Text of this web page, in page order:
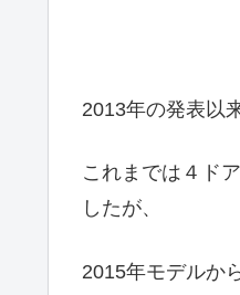
2013年の発表以
これまでは４ド
したが、
2015年モデルか